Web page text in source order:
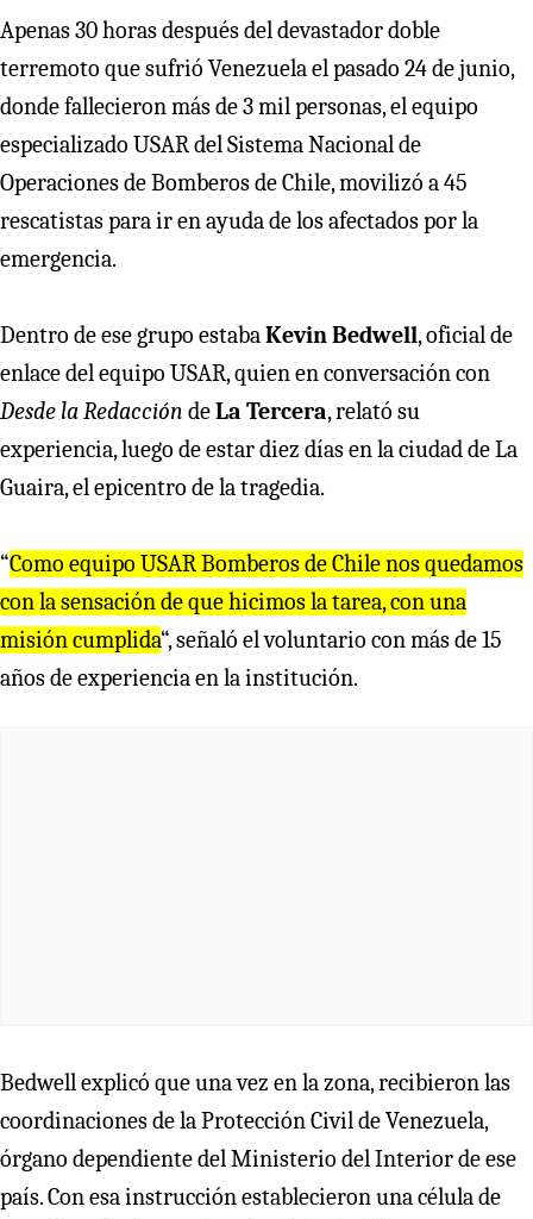
Apenas 30 horas después del devastador doble
terremoto que sufrió Venezuela el pasado 24 de junio,
donde fallecieron más de 3 mil personas, el equipo
especializado USAR del Sistema Nacional de
Operaciones de Bomberos de Chile, movilizó a 45
rescatistas para ir en ayuda de los afectados por la
emergencia.
Dentro de ese grupo estabaKevin Bedwell, oficial de
enlace del equipo USAR, quien en conversación con
Desde la Redacción deLa Tercera, relató su
experiencia, luego de estar diez días en la ciudad de La
Guaira, el epicentro de la tragedia.
“Como equipo USAR Bomberos de Chilenos quedamos
con la sensación de que hicimos la tarea, con una
misión cumplida“, señaló el voluntario con más de 15
años de experiencia en la institución.
Bedwell explicó que una vez en la zona, recibieron las
coordinaciones de la Protección Civil de Venezuela,
órgano dependiente del Ministerio del Interior de ese
país. Con esa instrucción establecieron una célula de